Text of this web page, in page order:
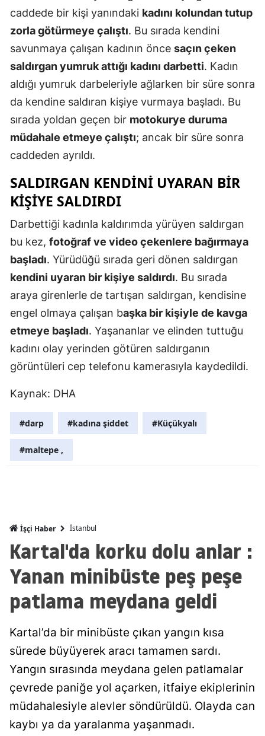
Giresun
Gümüşhane
Hakkari
Hatay
Mersin
İzmir
Kastamonu
Kayseri
Kırklareli
Kocaeli
Nevşehir
Niğde
Samsun
Siirt
caddede bir kişi yanındaki kadını kolundan tutup
zorla götürmeye çalıştı. Bu sırada kendini
savunmaya çalışan kadının önce saçın çeken
saldırgan yumruk attığı kadını darbetti. Kadın
aldığı yumruk darbeleriyle ağlarken bir süre sonra
da kendine saldıran kişiye vurmaya başladı. Bu
sırada yoldan geçen bir motokurye duruma
müdahale etmeye çalıştı; ancak bir süre sonra
caddeden ayrıldı.
SALDIRGAN KENDINI UYARAN BIR
KIŞIYE SALDIRDI
Darbettiği kadınla kaldırımda yürüyen saldırgan
bu kez, fotoğraf ve video çekenlere bağırmaya
başladı. Yürüdüğü sırada geri dönen saldırgan
kendini uyaran bir kişiye saldırdı. Bu sırada
araya girenlerle de tartışan saldırgan, kendisine
engel olmaya çalışan başka bir kişiyle de kavga
etmeye başladı. Yaşananlar ve elinden tuttuğu
kadını olay yerinden götüren saldırganın
görüntüleri cep telefonu kamerasıyla kaydedildi.
Kaynak: DHA
#darp #kadına şiddet #Küçükyalı
#maltepe ,
İşçi Haber İstanbul
Kartal'da korku dolu anlar :
Yanan minibüste peş peşe
patlama meydana geldi
Kartal’da bir minibüste çıkan yangın kısa
sürede büyüyerek aracı tamamen sardı.
Yangın sırasında meydana gelen patlamalar
çevrede paniğe yol açarken, itfaiye ekiplerinin
müdahalesiyle alevler söndürüldü. Olayda can
kaybı ya da yaralanma yaşanmadı.